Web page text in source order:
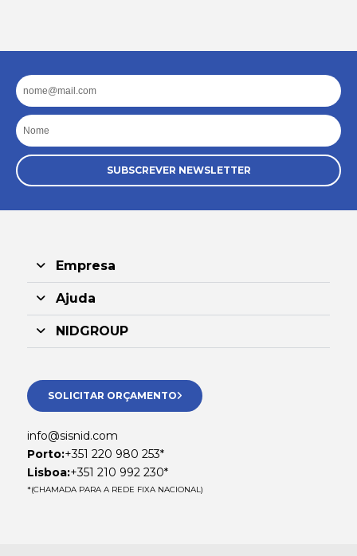
Email
Nome
SUBSCREVER NEWSLETTER
Empresa
Ajuda
NIDGROUP
SOLICITAR ORÇAMENTO
info@sisnid.com
Porto:+351 220 980 253*
Lisboa:+351 210 992 230*
*(CHAMADA PARA A REDE FIXA NACIONAL)